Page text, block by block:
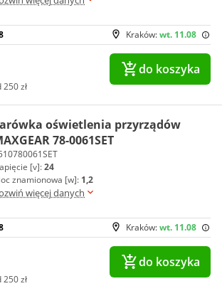
Kraków:wt. 11.08
zł
do koszyka
oświetlenia przyrządów
78-0061SET
[v]:24
znamionowa [w]: 1,2
więcej danych
Kraków:wt. 11.08
zł
do koszyka